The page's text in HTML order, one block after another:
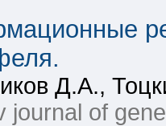
Д.А.,
journal of